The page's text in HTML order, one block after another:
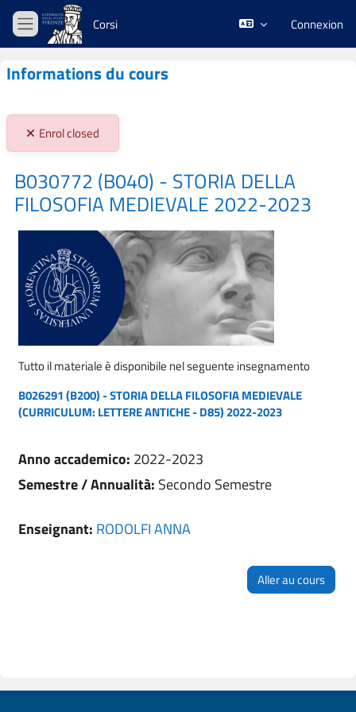
Passer au contenu principal
Panneau latéral
Corsi Connexion
Informations du cours
Stato iscrizioni:
Enrol closed
B030772 (B040) - STORIA DELLA
FILOSOFIA MEDIEVALE 2022-2023
Tutto il materiale è disponibile nel seguente insegnamento
B026291 (B200) - STORIA DELLA FILOSOFIA MEDIEVALE
(CURRICULUM: LETTERE ANTICHE - D85) 2022-2023
Anno accademico: 2022-2023
Semestre / Annualità: Secondo Semestre
Enseignant: RODOLFI ANNA
Aller au cours